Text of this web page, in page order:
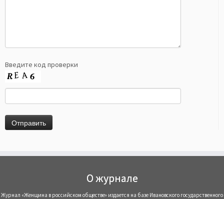
Введите код проверки
О журнале
Журнал «Женщина в российском обществе» издается на базе Ивановского государственного